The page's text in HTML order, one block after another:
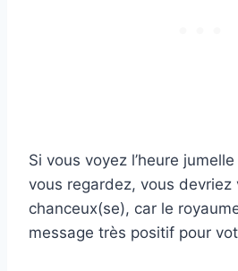
Si vous voyez l’heure
vous regardez, vous devriez
chanceux(se), car le
message très positif pour